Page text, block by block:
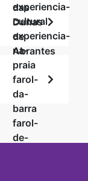
das
Dunas
de
Abrantes
experiencia-
cultural
experiencia-
na-
praia
farol-
da-
barra
farol-
de-